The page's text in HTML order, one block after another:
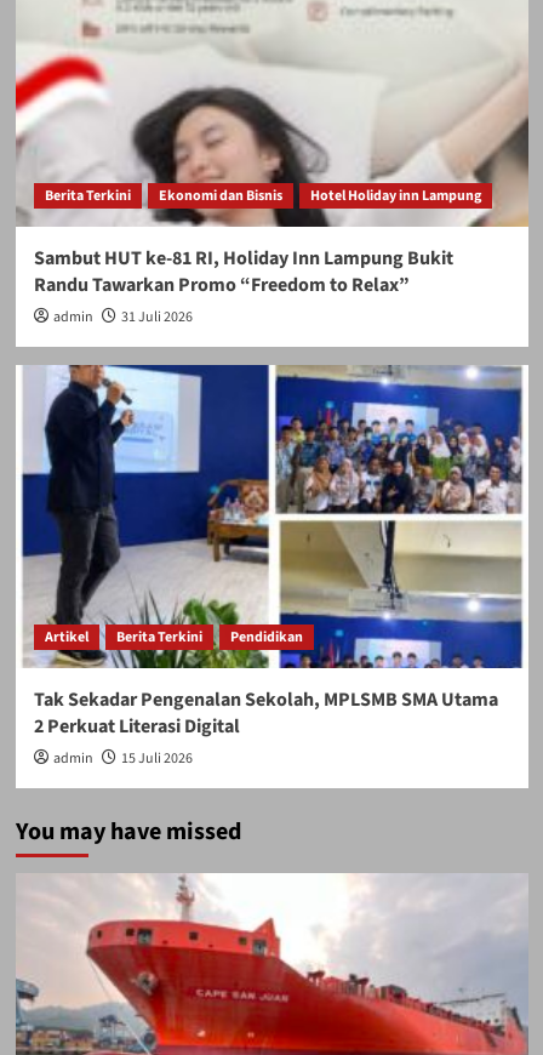
Berita Terkini Ekonomi dan Bisnis Hotel Holiday inn Lampung
Sambut HUT ke-81 RI, Holiday Inn Lampung Bukit
Randu Tawarkan Promo “Freedom to Relax”
admin 31 Juli 2026
Artikel Berita Terkini Pendidikan
Tak Sekadar Pengenalan Sekolah, MPLSMB SMA Utama
2 Perkuat Literasi Digital
admin 15 Juli 2026
You may have missed